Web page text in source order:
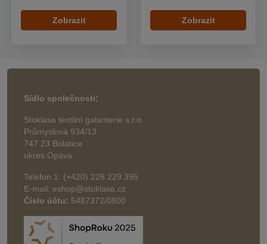
Zobrazit Zobrazit
Sídlo společnosti:
Stoklasa textilní galanterie s.r.o.
Průmyslová 934/13
747 23 Bolatice
okres Opava
Telefon 1: (+420) 228 229 395
E-mail: eshop@stoklasa.cz
Číslo účtu: 5487372/0800